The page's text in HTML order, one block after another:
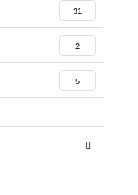
31
2
5